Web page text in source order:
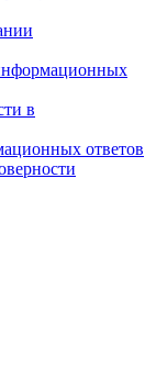
в
ответов